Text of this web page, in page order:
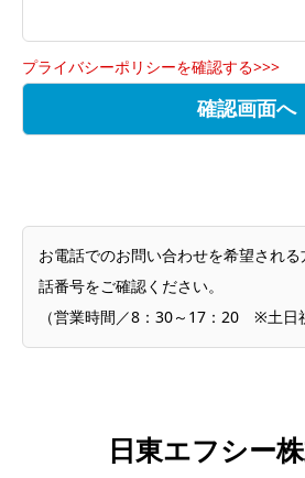
プライバシーポリシーを確認する>>>
お電話でのお問い合わせを希望され
話番号をご確認ください。
（営業時間／8：30～17：20 ※土日
日東エフシー